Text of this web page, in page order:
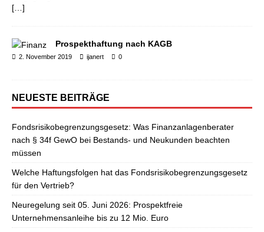
[…]
Prospekthaftung nach KAGB
2. November 2019 ijanert 0
NEUESTE BEITRÄGE
Fondsrisikobegrenzungsgesetz: Was Finanzanlagenberater
nach § 34f GewO bei Bestands- und Neukunden beachten
müssen
Welche Haftungsfolgen hat das Fondsrisikobegrenzungsgesetz
für den Vertrieb?
Neuregelung seit 05. Juni 2026: Prospektfreie
Unternehmensanleihe bis zu 12 Mio. Euro